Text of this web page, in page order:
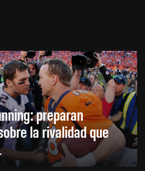
preparan
la rivalidad que